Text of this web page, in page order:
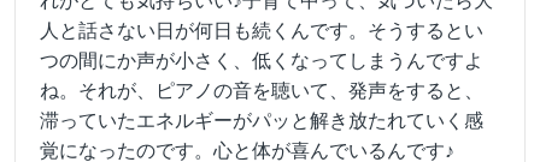
人と話さない日が何日も続くんです。そうするとい
つの間にか声が小さく、低くなってしまうんですよ
ね。それが、ピアノの音を聴いて、発声をすると、
滞っていたエネルギーがパッと解き放たれていく感
覚になったのです。心と体が喜んでいるんです♪